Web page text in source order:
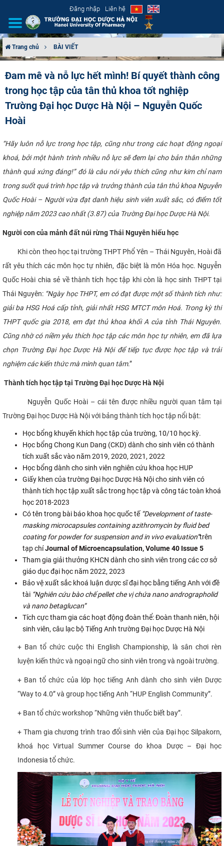
Đăng nhập Liên hệ
CƠ CẤU TỔ CHỨC
TUYỂN SINH
ĐÀO TẠO
ĐẢM BẢO CHẤT LƯỢNG
KHOA HỌC CÔNG NGHỆ
HTQT
CỰU NGƯỜI HỌC
Trang chủ BÀI VIẾT
Đam mê và nỗ lực hết mình! Bí quyết thành công
trong học tập của tân thủ khoa tốt nghiệp
Trường Đại học Dược Hà Nội – Nguyễn Quốc
Hoài
“Hãy luôn nỗ lực trong học tập, cũng như trong các hoạt động ngoại
khoá, bởi một hành trình nhiều nỗ lực sẽ đem lại cho bản thân những
thành quả xứng đáng!” đó là câu nói yêu thích cũng như kim chỉ nam
trong suốt quá trình học tập và trưởng thành của tân thủ khoa Nguyễn
Quốc Hoài – Người vừa đạt danh hiệu sinh viên xuất sắc, có điểm tốt
nghiệp năm 2023 cao nhất (3.87) của Trường Đại học Dược Hà Nội.
Người con của mảnh đất núi rừng Thái Nguyên hiếu học
Khi còn theo học tại trường THPT Phổ Yên – Thái Nguyên, Hoài đã
rất yêu thích các môn học tự nhiên, đặc biệt là môn Hóa học. Nguyễn
Quốc Hoài chia sẻ về thành tích học tập khi còn là học sinh THPT tại
Thái Nguyên: “Ngày học THPT, em có đạt được một số thành tích như:
giải ba HSG Hoá cấp tỉnh, giải nhất HSG MTCT môn Hoá. Trong kỳ thi
THPT quốc gia 2018, em đạt thủ khoa khối A của tỉnh Thái Nguyên.
Cũng nhờ có niềm yêu thích học tập các môn học tự nhiên, em đã lựa
chọn Trường Đại học Dược Hà Nội để tiếp tục được học tập và trải
nghiệm các kiến thức mà mình quan tâm.”
Thành tích học tập tại Trường Đại học Dược Hà Nội
Nguyễn Quốc Hoài – cái tên được nhiều người quan tâm tại
Trường Đại học Dược Hà Nội với bảng thành tích học tập nổi bật:
Học bổng khuyến khích học tập của trường, 10/10 học kỳ.
Học bổng Chong Kun Dang (CKD) dành cho sinh viên có thành
tích xuất sắc vào năm 2019, 2020, 2021, 2022
Học bổng dành cho sinh viên nghiên cứu khoa học HUP
Giấy khen của trường Đại học Dược Hà Nội cho sinh viên có
thành tích học tập xuất sắc trong học tập và công tác toàn khoá
học 2018-2023
Có tên trong bài báo khoa học quốc tế “Development of taste-
masking microcapsules containing azithromycin by fluid bed
coating for powder for suspension and in vivo evaluation”trên
tạp chíJournal of Microencapsulation, Volume 40 Issue 5
Tham gia giải thưởng KHCN dành cho sinh viên trong các cơ sở
giáo dục đại học năm 2022, 2023
Bảo vệ xuất sắc khoá luận dược sĩ đại học bằng tiếng Anh với đề
tài “Nghiên cứu bào chế pellet che vị chứa nano andrographolid
và nano betaglucan”
Tích cực tham gia các hoạt động đoàn thể: Đoàn thanh niên, hội
sinh viên, câu lạc bộ Tiếng Anh trường Đại học Dược Hà Nội
+ Ban tổ chức cuộc thi English Championship, là sân chơi rèn
luyện kiến thức và ngoại ngữ cho sinh viên trong và ngoài trường.
+ Ban tổ chức của lớp học tiếng Anh dành cho sinh viên Dược
“Way to 4.0” và group học tiếng Anh “HUP English Community”.
+ Ban tổ chức workshop “Những viên thuốc biết bay”.
+ Tham gia chương trình trao đổi sinh viên của Đại học Silpakorn,
khoá học Virtual Summer Course do khoa Dược – Đại học
Indonesia tổ chức.